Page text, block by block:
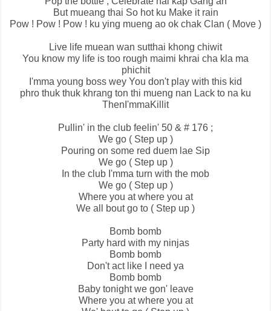
But mueang thai So hot ku Make it rain
Pow ! Pow ! Pow ! ku ying mueng ao ok chak Clan ( Move )
Live life muean wan sutthai khong chiwit
You know my life is too rough maimi khrai cha kla ma
phichit
I'mma young boss wey You don't play with this kid
phro thuk thuk khrang ton thi mueng nan Lack to na ku
ThenI'mmaKillit
Pullin' in the club feelin' 50 & # 176 ;
We go ( Step up )
Pouring on some red duem lae Sip
We go ( Step up )
In the club I'mma turn with the mob
We go ( Step up )
Where you at where you at
We all bout go to ( Step up )
Bomb bomb
Party hard with my ninjas
Bomb bomb
Don't act like I need ya
Bomb bomb
Baby tonight we gon' leave
Where you at where you at